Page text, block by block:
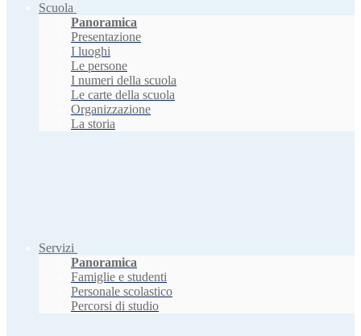
Scuola
Panoramica
Presentazione
I luoghi
Le persone
I numeri della scuola
Le carte della scuola
Organizzazione
La storia
Servizi
Panoramica
Famiglie e studenti
Personale scolastico
Percorsi di studio